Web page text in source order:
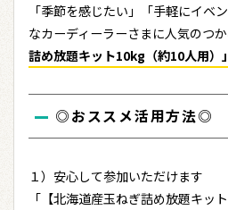
「季節を感じたい」「手軽にイベ
なカーディーラーさまに人気のつ
詰め放題キット10kg（約10人用）」
◎おススメ活用方法◎
１）安心して参加いただけます
「【北海道産玉ねぎ詰め放題キッ